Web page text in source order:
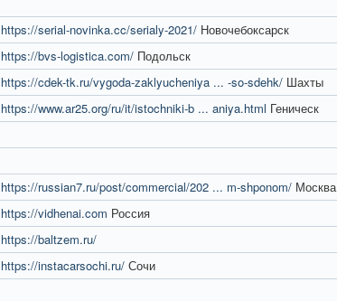
https://serial-novinka.cc/serialy-2021/ Новочебоксарск
https://bvs-logistica.com/ Подольск
https://cdek-tk.ru/vygoda-zaklyucheniya ... -so-sdehk/ Шахты
https://www.ar25.org/ru/it/istochniki-b ... aniya.html Геническ
https://russian7.ru/post/commercial/202 ... m-shponom/ Москва
https://vidhenai.com Россия
https://baltzem.ru/
https://instacarsochi.ru/ Сочи